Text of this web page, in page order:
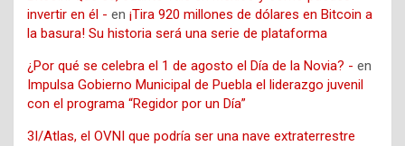
invertir en él - en ¡Tira 920 millones de dólares en Bitcoin a
la basura! Su historia será una serie de plataforma
¿Por qué se celebra el 1 de agosto el Día de la Novia? - en
Impulsa Gobierno Municipal de Puebla el liderazgo juvenil
con el programa “Regidor por un Día”
3I/Atlas, el OVNI que podría ser una nave extraterrestre